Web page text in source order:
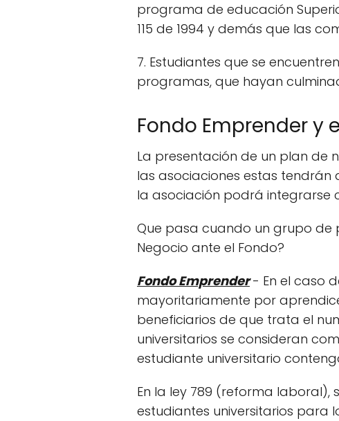
programa de educación
115 de 1994 y demás que las
7. Estudiantes que se
programas, que hayan
Fondo Emprender y
La presentación de un plan de
las asociaciones estas tendrán
la asociación podrá integrarse
Que pasa cuando un grupo de
Negocio ante el Fondo?
Fondo Emprender - En el caso
mayoritariamente por
beneficiarios de que trata el
universitarios se consideran
estudiante universitario
En la ley 789 (reforma laboral),
estudiantes universitarios para